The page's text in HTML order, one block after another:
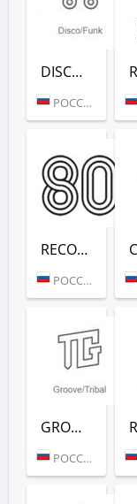
DISCO/FUNK (РАДИО РЕКОРД)
РОССИЯ (МОСКВА)
RECORD 80-Х (РАДИО РЕКОРД)
РОССИЯ (МОСКВА)
GROOVE/TRIBAL (РАДИО РЕКОРД)
РОССИЯ (МОСКВА)